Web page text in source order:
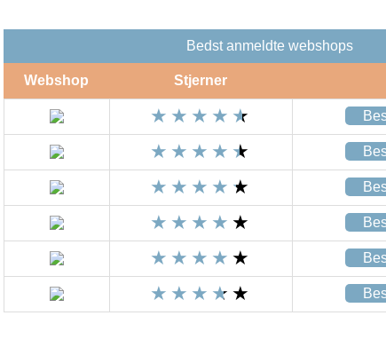
Bedst anmeldte webshops
Webshop Stjerner